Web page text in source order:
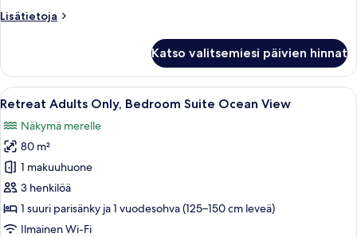
Garden
Lisätietoja
Lisätietoja
Only,
One
Bedroom
Garden
View
Katso valitsemiesi päivien hinnat
Avaa
kaikki
huonetyypin
Retreat
Adults
Only,
Bedroom
Suite
Tilava makuuhuone, jossa on suuri
7
Retreat Adults Only, Bedroom Suite Ocean View
Näkymä merelle
80 m²
1 makuuhuone
3 henkilöä
1 suuri parisänky ja 1 vuodesohva (125–150 cm leveä)
Ilmainen Wi-Fi